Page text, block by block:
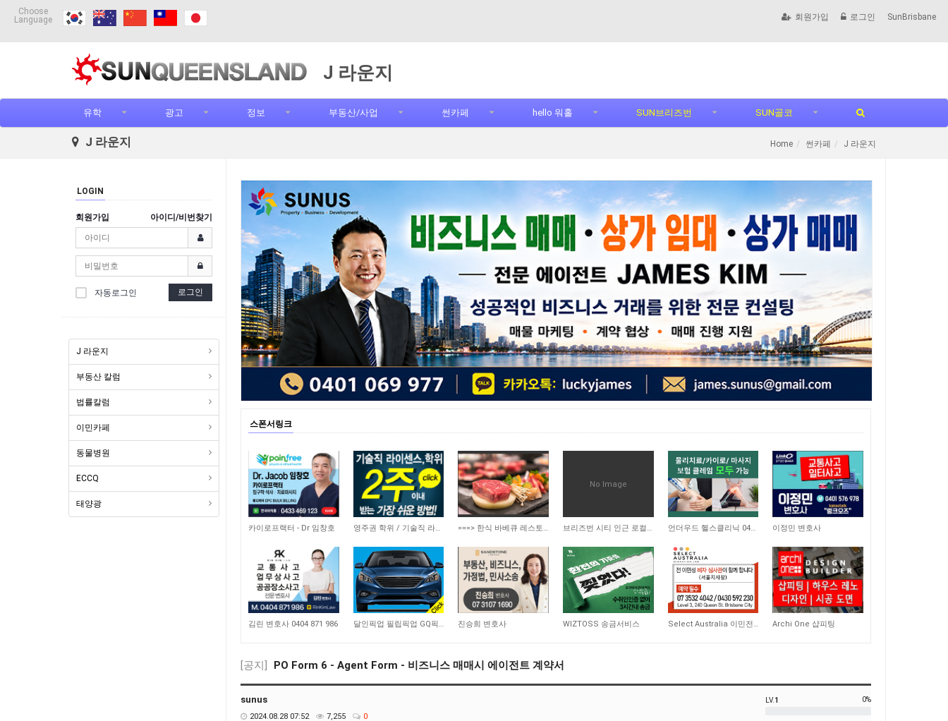
Choose
Language
회원가입 로그인 SunBrisbane
J 라운지
유학 광고 정보 부동산/사업 썬카페 hello 워홀 SUN브리즈번 SUN골코
J 라운지 Home 썬카페 J 라운지
LOGIN
회원가입 아이디/비번찾기
자동로그인 로그인
J 라운지
부동산 칼럼
법률칼럼
이민카페
동물병원
ECCQ
태양광
스폰서링크
1,856
카이로프랙터 - Dr 임창호 19,612 영주권 학위 / 기술직 라이센스 최소2주안에 받기! (요리, 페인팅, 용접, 차일드케어 등… 3,829 ===> 한식 바베큐 레스토랑 급매합니다 <===
No Image
4,046 브리즈번 시티 인근 로컬 상가에 위치한 일식당 매매 합니다 5,227 언더우드 헬스클리닉 0493 844 686 8,485
이정민 변호사
10,556
김린 변호사 0404 871 986 12,050 달인픽업 필립픽업 GQ픽업 최저가픽업 8,762
진승희 변호사 9,227
WIZTOSS 송금서비스 9,004 Select Australia 이민전문 8,661
Archi One 샵피팅
[공지] PO Form 6 - Agent Form - 비즈니스 매매시 에이전트 계약서
sunus
2024.08.28 07:52 7,255 0
LV.1 0%